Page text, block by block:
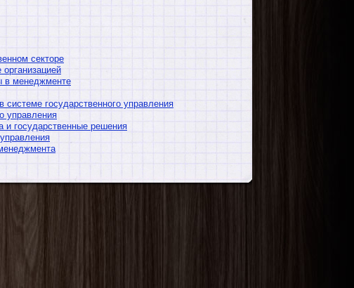
секторе
в менеджменте
системе государственного управления
управления
и государственные решения